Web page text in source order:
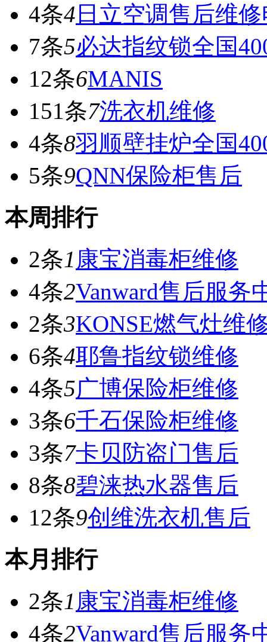
4条4日立空调售后维
7条5必达指纹锁全国
12条6MANIS
151条7洗衣机维修
4条8羽顺壁挂炉全国
5条9QNN保险柜售后
本周排行
2条1 康宝消毒柜维修
4条2Vanward售后服务
2条3KONSE燃气灶维
6条4耶鲁指纹锁维修
4条5广博保险柜维修
3条6千石保险柜维修
3条7卡贝防盗门售后
8条8碧涞热水器售后
12条9创维洗衣机售后
本月排行
2条1 康宝消毒柜维修
4条2Vanward售后服务